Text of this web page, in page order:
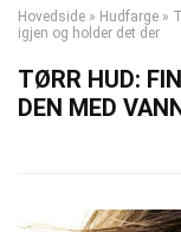
Hovedside » Hudfarge »
igjen og holder det der
TØRR HUD:
DEN MED